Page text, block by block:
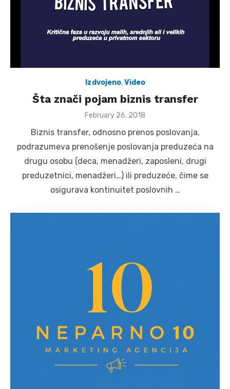
Izdvojeno,Video
Šta znači pojam biznis transfer
Posted
February 26, 2018
Biznis transfer, odnosno prenos poslovanja,
podrazumeva prenošenje poslovanja preduzeća na
drugu osobu (deca, menadžeri, zaposleni, drugi
preduzetnici, menadžeri…) ili preduzeće, čime se
osigurava kontinuitet poslovnih …